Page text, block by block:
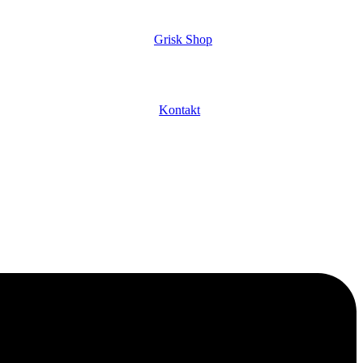
Grisk Shop
Kontakt